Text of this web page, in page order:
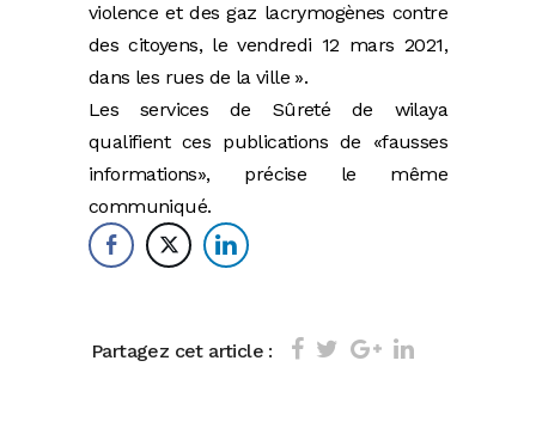
violence et des gaz lacrymogènes contre
des citoyens, le vendredi 12 mars 2021,
dans les rues de la ville ».
Les services de Sûreté de wilaya
qualifient ces publications de «fausses
informations», précise le même
communiqué.
Partagez cet article :